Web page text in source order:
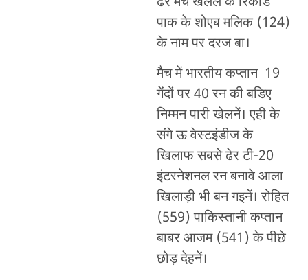
पाक के शोएब मलिक (124)
के नाम पर दरज बा।
मैच में भारतीय कप्तान 19
गेंदों पर 40 रन की बडिए
निम्मन पारी खेलनें। एही के
संगे ऊ वेस्टइंडीज के
खिलाफ सबसे ढेर टी-20
इंटरनेशनल रन बनावे आला
खिलाड़ी भी बन गइनें। रोहित
(559) पाकिस्तानी कप्तान
बाबर आजम (541) के पीछे
छोड़ देहनें।